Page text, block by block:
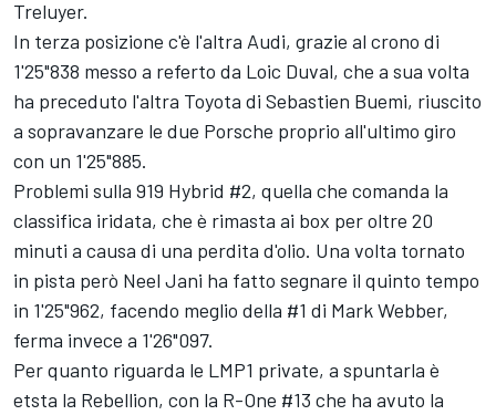
Treluyer.
In terza posizione c'è l'altra Audi, grazie al crono di
1'25"838 messo a referto da Loic Duval, che a sua volta
ha preceduto l'altra Toyota di Sebastien Buemi, riuscito
a sopravanzare le due Porsche proprio all'ultimo giro
con un 1'25"885.
Problemi sulla 919 Hybrid #2, quella che comanda la
classifica iridata, che è rimasta ai box per oltre 20
minuti a causa di una perdita d'olio. Una volta tornato
in pista però Neel Jani ha fatto segnare il quinto tempo
in 1'25"962, facendo meglio della #1 di Mark Webber,
ferma invece a 1'26"097.
Per quanto riguarda le LMP1 private, a spuntarla è
etsta la Rebellion, con la R-One #13 che ha avuto la